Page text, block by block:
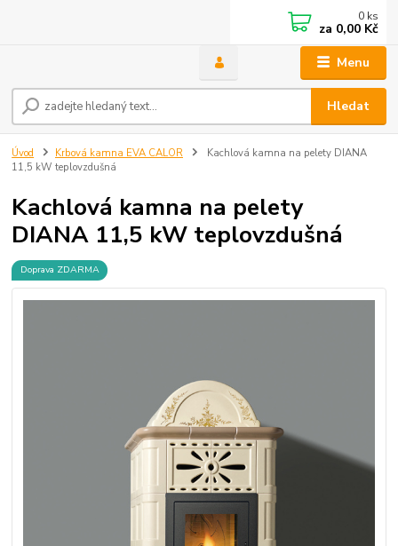
Menu
Hledat
0 ks
za 0,00 Kč
Úvod Krbová kamna EVA CALOR
Kachlová kamna na pelety DIANA
11,5 kW teplovzdušná
Kachlová kamna na pelety
DIANA 11,5 kW teplovzdušná
Doprava ZDARMA